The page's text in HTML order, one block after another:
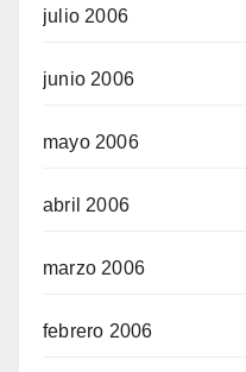
julio 2006
junio 2006
mayo 2006
abril 2006
marzo 2006
febrero 2006